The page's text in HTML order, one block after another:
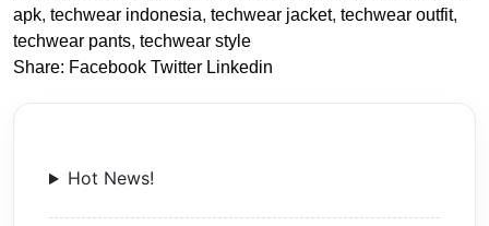
apk, techwear indonesia, techwear jacket, techwear outfit,
techwear pants, techwear style
Share: Facebook Twitter Linkedin
Hot News!